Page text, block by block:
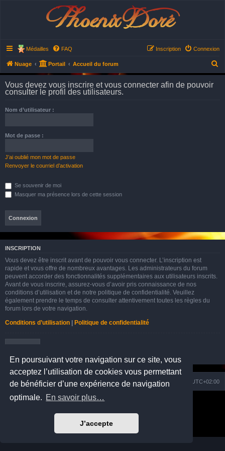
En poursuivant votre navigation sur ce site, vous
acceptez l’utilisation de cookies vous permettant
de bénéficier d’une expérience de navigation
optimale. En savoir plus…
J’accepte
Phoenix Doré
Médailles FAQ Connexion
Inscription
Nuage Portail Accueil du forum
e
Vous devez vous inscrire et vous connecter afin de pouvoir
consulter le profil des utilisateurs.
Nom d’utilisateur :
Mot de passe :
J’ai oublié mon mot de passe
Renvoyer le courriel d’activation
Se souvenir de moi
Masquer ma présence lors de cette session
INSCRIPTION
Vous devez être inscrit avant de pouvoir vous connecter. L’inscription est
rapide et vous offre de nombreux avantages. Les administrateurs du forum
peuvent accorder des fonctionnalités supplémentaires aux utilisateurs inscrits.
Avant de vous inscrire, assurez-vous d’avoir pris connaissance de nos
conditions d’utilisation et de notre politique de confidentialité. Veuillez
également prendre le temps de consulter attentivement toutes les règles du
forum lors de votre navigation.
Conditions d’utilisation | Politique de confidentialité
Nuage Portail Accueil du forum Fuseau horaire sur UTC+02:00
Développé parphpBB® Forum Software © phpBB Limited
Confidentialité